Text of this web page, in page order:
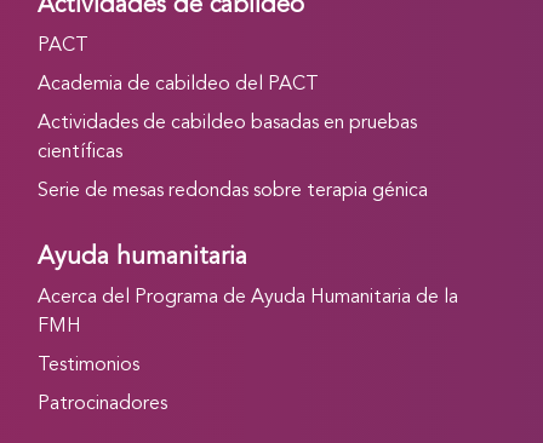
Actividades de cabildeo
PACT
Academia de cabildeo del PACT
Actividades de cabildeo basadas en pruebas
científicas
Serie de mesas redondas sobre terapia génica
Ayuda humanitaria
Acerca del Programa de Ayuda Humanitaria de la
FMH
Testimonios
Patrocinadores